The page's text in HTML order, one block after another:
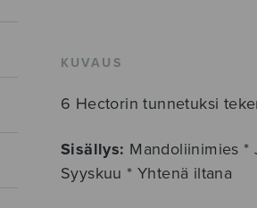
KUVAUS
6 Hectorin tunnetuksi
Sisällys: Mandoliinimies *
Syyskuu * Yhtenä iltana